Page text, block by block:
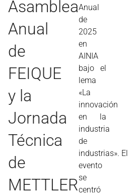
Asamblea
Anual
de
FEIQUE
y la
Jornada
Técnica
de
METTLER
Anual
de
2025
en
AINIA
bajo el
lema
«La
innovación
en la
industria
de
industrias». El
evento
se
centró